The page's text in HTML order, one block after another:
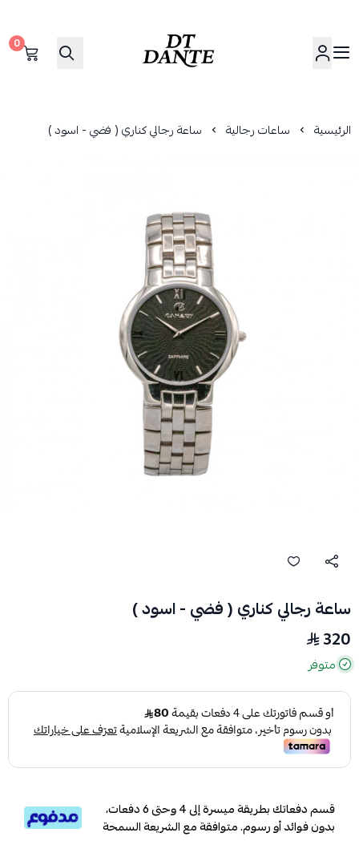
دانتي | DANTE
0
الرئيسية ساعات رجالية ساعة رجالي كناري ( فضي - اسود )
ساعة رجالي كناري ( فضي - اسود )
320
متوفر
قسم دفعاتك بطريقة ميسرة إلى 4 وحتى 6 دفعات،
بدون فوائد أو رسوم. متوافقة مع الشريعة السمحة